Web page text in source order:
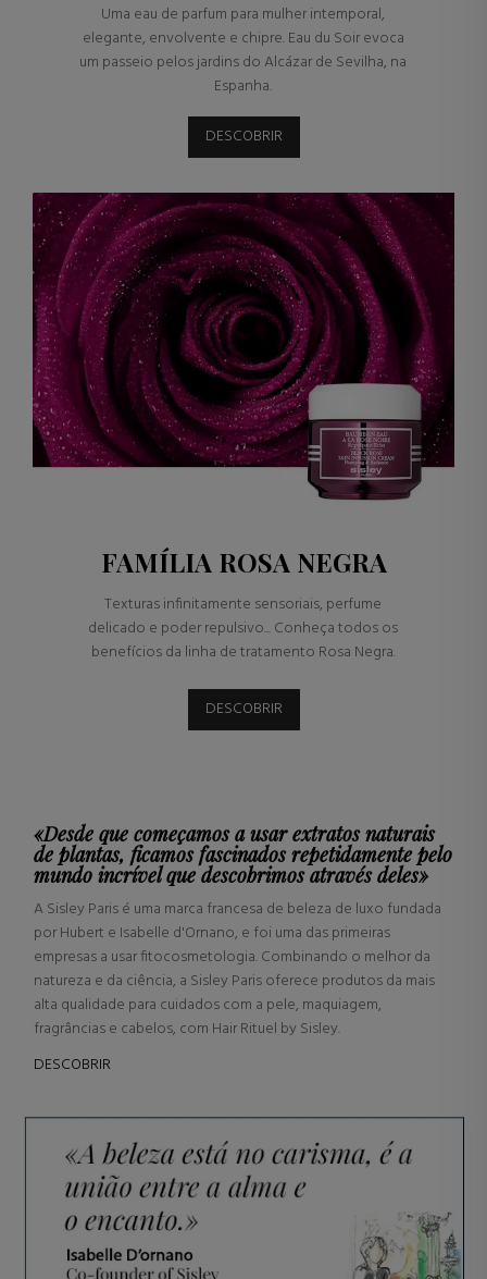
Uma eau de parfum para mulher intemporal,
elegante, envolvente e chipre. Eau du Soir evoca
um passeio pelos jardins do Alcázar de Sevilha, na
Espanha.
DESCOBRIR
FAMÍLIA ROSA NEGRA
Texturas infinitamente sensoriais, perfume
delicado e poder repulsivo... Conheça todos os
benefícios da linha de tratamento Rosa Negra.
DESCOBRIR
«Desde que começamos a usar extratos naturais
de plantas, ficamos fascinados repetidamente pelo
mundo incrível que descobrimos através deles»
A Sisley Paris é uma marca francesa de beleza de luxo fundada
por Hubert e Isabelle d'Ornano, e foi uma das primeiras
empresas a usar fitocosmetologia. Combinando o melhor da
natureza e da ciência, a Sisley Paris oferece produtos da mais
alta qualidade para cuidados com a pele, maquiagem,
fragrâncias e cabelos, com Hair Rituel by Sisley.
DESCOBRIR